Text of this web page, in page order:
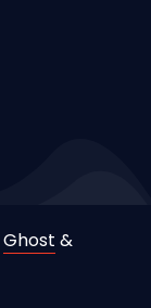
Ghost &